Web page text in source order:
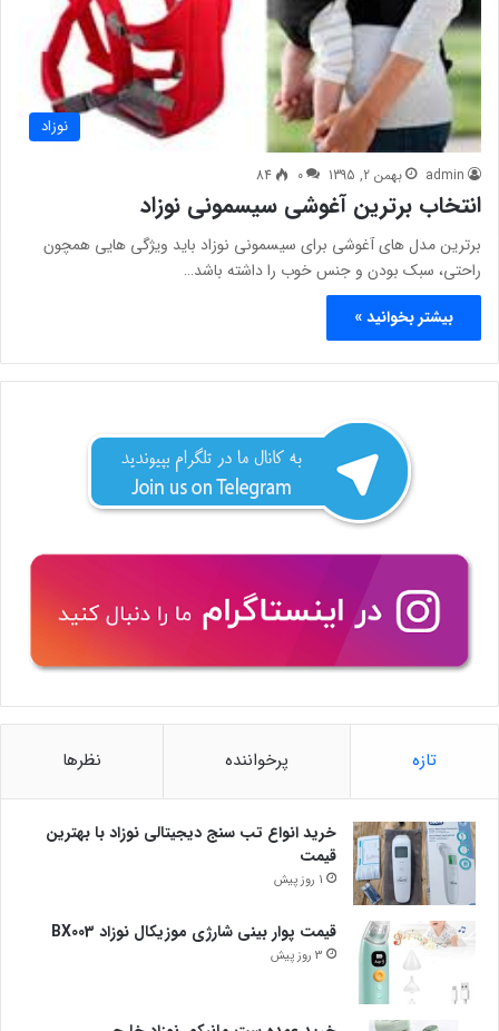
نوزاد
admin بهمن 2, 1395 0
84
انتخاب برترین آغوشی سیسمونی نوزاد
برترین مدل های آغوشی برای سیسمونی نوزاد باید ویژگی هایی همچون
راحتی، سبک بودن و جنس خوب را داشته باشد…
بیشتر بخوانید »
تازه پرخواننده نظرها
خرید انواع تب سنج دیجیتالی نوزاد با بهترین
قیمت
1 روز پیش
قیمت پوار بینی شارژی موزیکال نوزاد BX003
3 روز پیش